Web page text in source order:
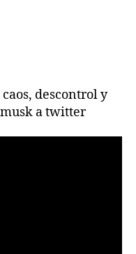
descontrol y
a twitter